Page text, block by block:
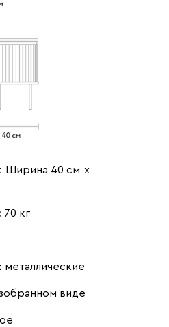
Ширина 40 см х
70 кг
металлические
виде